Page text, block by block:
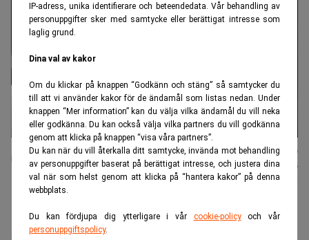
IP-adress, unika identifierare och beteendedata. Vår behandling av
personuppgifter sker med samtycke eller berättigat intresse som
laglig grund.
Dina val av kakor
Om du klickar på knappen “Godkänn och stäng” så samtycker du
till att vi använder kakor för de ändamål som listas nedan. Under
knappen “Mer information” kan du välja vilka ändamål du vill neka
eller godkänna. Du kan också välja vilka partners du vill godkänna
genom att klicka på knappen “visa våra partners”.
Du kan när du vill återkalla ditt samtycke, invända mot behandling
av personuppgifter baserat på berättigat intresse, och justera dina
val när som helst genom att klicka på “hantera kakor” på denna
webbplats.
Du kan fördjupa dig ytterligare i vår cookie-policyoch vår
personuppgiftspolicy.
Karin
Andersen
Publicerad:08 aug. 2026
Uppdaterad:08 aug. 2026
Meta krishanterar i Indien efter att ett inlägg från
premiärminister Narendra Modi felaktigt stoppats. En